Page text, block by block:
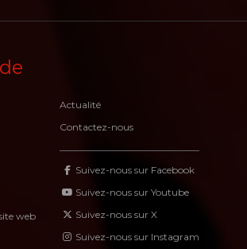
web
Actualité
Contactez-nous
Suivez-nous sur Facebook
Suivez-nous sur Youtube
Suivez-nous sur X
Suivez-nous sur Instagram